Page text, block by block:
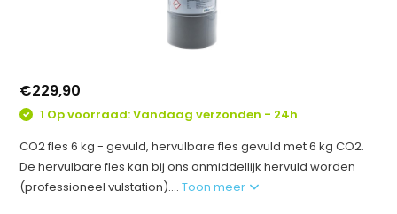
€229,90
1 Op voorraad: Vandaag verzonden - 24h
CO2 fles 6 kg - gevuld, hervulbare fles gevuld met 6 kg CO2.
De hervulbare fles kan bij ons onmiddellijk hervuld worden
(professioneel vulstation)....Toon meer